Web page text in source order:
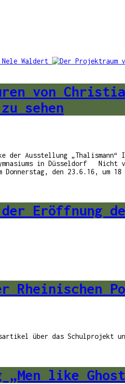
von
zu sehen
der Ausstellung
in Düsseldorf Nicht
Donnerstag, den 23.6.16, um
Eröffnung
Rheinischen
über das Schulprojekt
„Men like